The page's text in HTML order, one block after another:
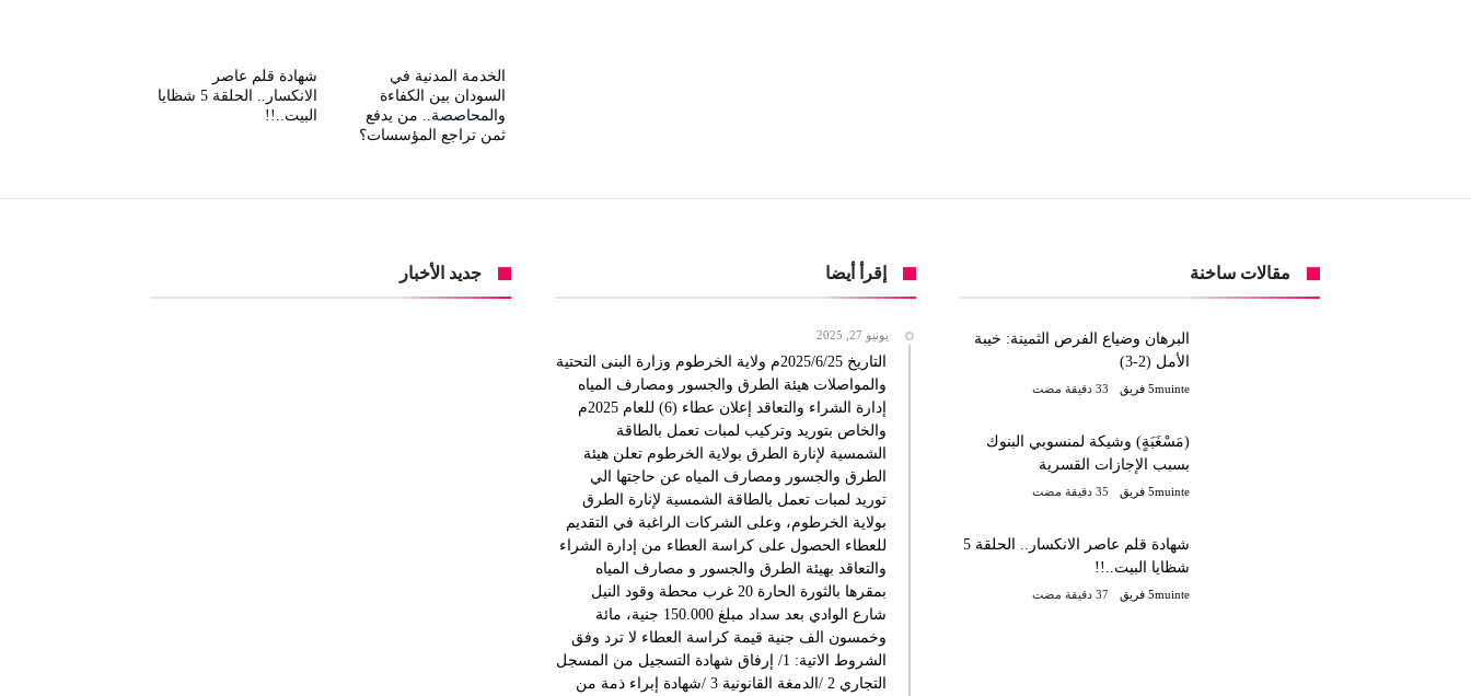
شهادة قلم عاصر
الانكسار.. الحلقة 5 شظايا
البيت..!!
الخدمة المدنية في
السودان بين الكفاءة
والمحاصصة.. من يدفع
ثمن تراجع المؤسسات؟
مقالات ساخنة
البرهان وضياع الفرص الثمينة: خيبة
الأمل (2-3)
5muinte فريق
(مَسْغَبَةٍ) وشيكة لمنسوبي البنوك
بسبب الإجازات القسرية
5muinte فريق
شهادة قلم عاصر الانكسار.. الحلقة 5
شظايا البيت..!!
5muinte فريق
إقرأ أيضا
يونيو 27, 2025
التاريخ 2025/6/25م ولاية الخرطوم وزارة البنى التحتية
والمواصلات هيئة الطرق والجسور ومصارف المياه
إدارة الشراء والتعاقد إعلان عطاء (6) للعام 2025م
والخاص بتوريد وتركيب لمبات تعمل بالطاقة
الشمسية لإنارة الطرق بولاية الخرطوم تعلن هيئة
الطرق والجسور ومصارف المياه عن حاجتها الي
توريد لمبات تعمل بالطاقة الشمسية لإنارة الطرق
بولاية الخرطوم، وعلى الشركات الراغبة في التقديم
للعطاء الحصول على كراسة العطاء من إدارة الشراء
والتعاقد بهيئة الطرق والجسور و مصارف المياه
بمقرها بالثورة الحارة 20 غرب محطة وقود النيل
شارع الوادي بعد سداد مبلغ 150.000 جنية، مائة
وخمسون الف جنية قيمة كراسة العطاء لا ترد وفق
الشروط الاتية: 1/ إرفاق شهادة التسجيل من المسجل
التجاري 2 /الدمغة القانونية 3 /شهادة إبراء ذمة من
جديد الأخبار